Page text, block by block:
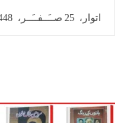
اتوار، 25 صــَــفــَــر،